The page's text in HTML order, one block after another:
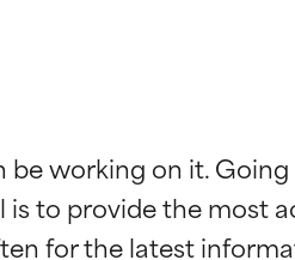
be working on it.
to provide the most
eccezionale per la maggior
eccezionale per la maggior